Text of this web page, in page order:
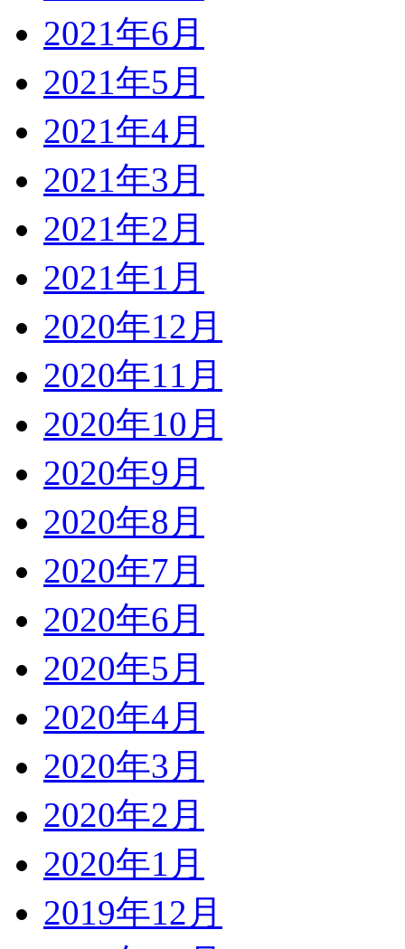
2021年6月
2021年5月
2021年4月
2021年3月
2021年2月
2021年1月
2020年12月
2020年11月
2020年10月
2020年9月
2020年8月
2020年7月
2020年6月
2020年5月
2020年4月
2020年3月
2020年2月
2020年1月
2019年12月